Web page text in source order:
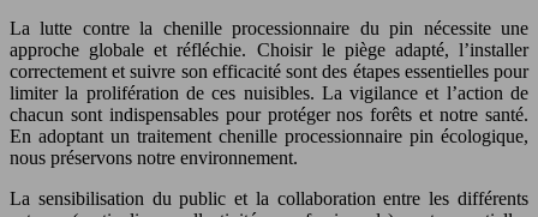
La lutte contre la chenille processionnaire du pin nécessite une
approche globale et réfléchie. Choisir le piège adapté, l’installer
correctement et suivre son efficacité sont des étapes essentielles pour
limiter la prolifération de ces nuisibles. La vigilance et l’action de
chacun sont indispensables pour protéger nos forêts et notre santé.
En adoptant un traitement chenille processionnaire pin écologique,
nous préservons notre environnement.
La sensibilisation du public et la collaboration entre les différents